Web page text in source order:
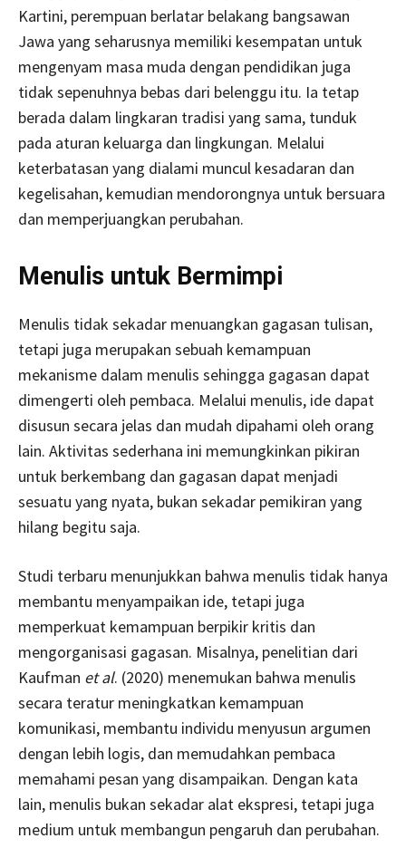
Kartini, perempuan berlatar belakang bangsawan
Jawa yang seharusnya memiliki kesempatan untuk
mengenyam masa muda dengan pendidikan juga
tidak sepenuhnya bebas dari belenggu itu. Ia tetap
berada dalam lingkaran tradisi yang sama, tunduk
pada aturan keluarga dan lingkungan. Melalui
keterbatasan yang dialami muncul kesadaran dan
kegelisahan, kemudian mendorongnya untuk bersuara
dan memperjuangkan perubahan.
Menulis untuk Bermimpi
Menulis tidak sekadar menuangkan gagasan tulisan,
tetapi juga merupakan sebuah kemampuan
mekanisme dalam menulis sehingga gagasan dapat
dimengerti oleh pembaca. Melalui menulis, ide dapat
disusun secara jelas dan mudah dipahami oleh orang
lain. Aktivitas sederhana ini memungkinkan pikiran
untuk berkembang dan gagasan dapat menjadi
sesuatu yang nyata, bukan sekadar pemikiran yang
hilang begitu saja.
Studi terbaru menunjukkan bahwa menulis tidak hanya
membantu menyampaikan ide, tetapi juga
memperkuat kemampuan berpikir kritis dan
mengorganisasi gagasan. Misalnya, penelitian dari
‎Kaufman et al. (2020) menemukan bahwa menulis
secara teratur meningkatkan kemampuan
komunikasi, membantu individu menyusun argumen
dengan lebih logis, dan memudahkan pembaca
memahami pesan yang disampaikan. Dengan kata
lain, menulis bukan sekadar alat ekspresi, tetapi juga
medium untuk membangun pengaruh dan perubahan.